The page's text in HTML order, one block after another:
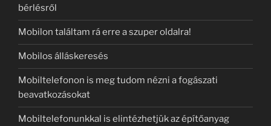
bérlésről
Mobilon találtam rá erre a szuper oldalra!
Mobilos álláskeresés
Mobiltelefonon is meg tudom nézni a fogászati
beavatkozásokat
Mobiltelefonunkkal is elintézhetjük az építőanyag